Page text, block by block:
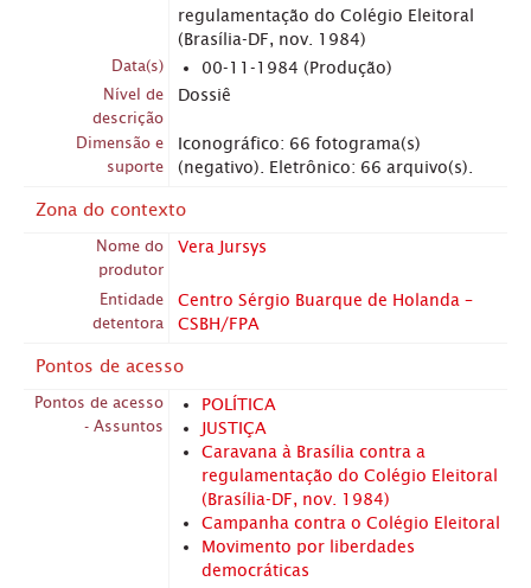
regulamentação do Colégio Eleitoral
(Brasília-DF, nov. 1984)
Data(s) 00-11-1984 (Produção)
Nível de
descrição
Dossiê
Dimensão e
suporte
Iconográfico: 66 fotograma(s)
(negativo). Eletrônico: 66 arquivo(s).
Zona do contexto
Nome do
produtor
Vera Jursys
Entidade
detentora
Centro Sérgio Buarque de Holanda –
CSBH/FPA
Pontos de acesso
Pontos de acesso
- Assuntos
POLÍTICA
JUSTIÇA
Caravana à Brasília contra a
regulamentação do Colégio Eleitoral
(Brasília-DF, nov. 1984)
Campanha contra o Colégio Eleitoral
Movimento por liberdades
democráticas